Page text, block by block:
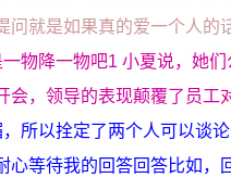
就是如果真的爱一个人的
物降一物吧1 小夏说，她
，领导的表现颠覆了员工
所以拴定了两个人可以谈
等待我的回答回答比如，